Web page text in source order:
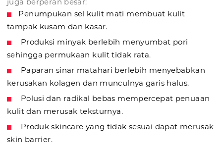
juga berperan besar:
Penumpukan sel kulit mati membuat kulit
tampak kusam dan kasar.
Produksi minyak berlebih menyumbat pori
sehingga permukaan kulit tidak rata.
Paparan sinar matahari berlebih menyebabkan
kerusakan kolagen dan munculnya garis halus.
Polusi dan radikal bebas mempercepat penuaan
kulit dan merusak teksturnya.
Produk skincare yang tidak sesuai dapat merusak
skin barrier.